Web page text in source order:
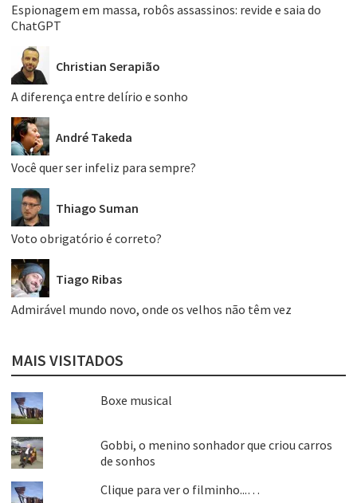
Espionagem em massa, robôs assassinos: revide e saia do
ChatGPT
Christian Serapião
A diferença entre delírio e sonho
André Takeda
Você quer ser infeliz para sempre?
Thiago Suman
Voto obrigatório é correto?
Tiago Ribas
Admirável mundo novo, onde os velhos não têm vez
MAIS VISITADOS
Boxe musical
Gobbi, o menino sonhador que criou carros
de sonhos
Clique para ver o filminho...…